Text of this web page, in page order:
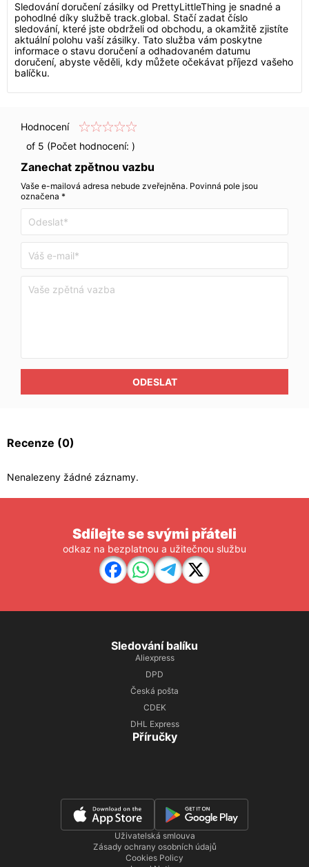
Sledování doručení zásilky od PrettyLittleThing je snadné a
pohodlné díky službě track.global. Stačí zadat číslo
sledování, které jste obdrželi od obchodu, a okamžitě zjistíte
aktuální polohu vaší zásilky. Tato služba vám poskytne
informace o stavu doručení a odhadovaném datumu
doručení, abyste věděli, kdy můžete očekávat příjezd vašeho
balíčku.
Hodnocení
of 5 (Počet hodnocení: )
Zanechat zpětnou vazbu
Vaše e-mailová adresa nebude zveřejněna. Povinná pole jsou
označena *
ODESLAT
Recenze (0)
Nenalezeny žádné záznamy.
Sdílejte se svými přáteli
odkaz na bezplatnou a užitečnou službu
Sledování balíku
Aliexpress
DPD
Česká pošta
CDEK
DHL Express
Příručky
Uživatelská smlouva
Zásady ochrany osobních údajů
Cookies Policy